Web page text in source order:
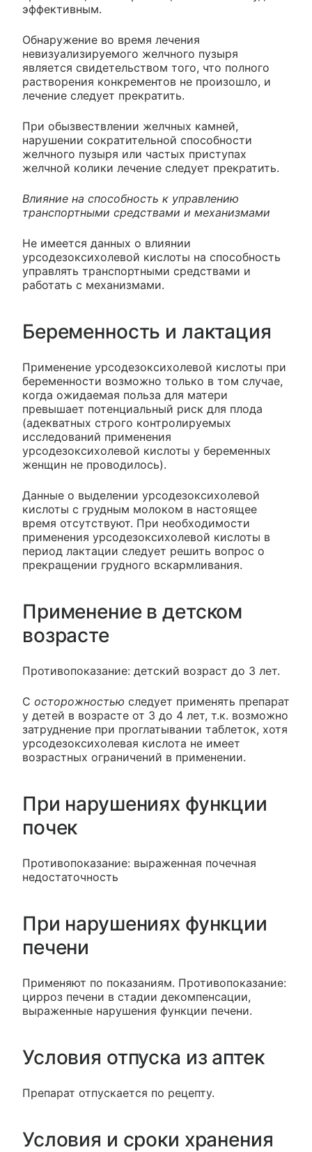
эффективным.
Обнаружение во время лечения
невизуализируемого желчного пузыря
является свидетельством того, что полного
растворения конкрементов не произошло, и
лечение следует прекратить.
При обызвествлении желчных камней,
нарушении сократительной способности
желчного пузыря или частых приступах
желчной колики лечение следует прекратить.
Влияние на способность к управлению
транспортными средствами и механизмами
Не имеется данных о влиянии
урсодезоксихолевой кислоты на способность
управлять транспортными средствами и
работать с механизмами.
Беременность и лактация
Применение урсодезоксихолевой кислоты при
беременности возможно только в том случае,
когда ожидаемая польза для матери
превышает потенциальный риск для плода
(адекватных строго контролируемых
исследований применения
урсодезоксихолевой кислоты у беременных
женщин не проводилось).
Данные о выделении урсодезоксихолевой
кислоты с грудным молоком в настоящее
время отсутствуют. При необходимости
применения урсодезоксихолевой кислоты в
период лактации следует решить вопрос о
прекращении грудного вскармливания.
Применение в детском
возрасте
Противопоказание: детский возраст до 3 лет.
С осторожностью следует применять препарат
у детей в возрасте от 3 до 4 лет, т.к. возможно
затруднение при проглатывании таблеток, хотя
урсодезоксихолевая кислота не имеет
возрастных ограничений в применении.
При нарушениях функции
почек
Противопоказание: выраженная почечная
недостаточность
При нарушениях функции
печени
Применяют по показаниям. Противопоказание:
цирроз печени в стадии декомпенсации,
выраженные нарушения функции печени.
Условия отпуска из аптек
Препарат отпускается по рецепту.
Условия и сроки хранения